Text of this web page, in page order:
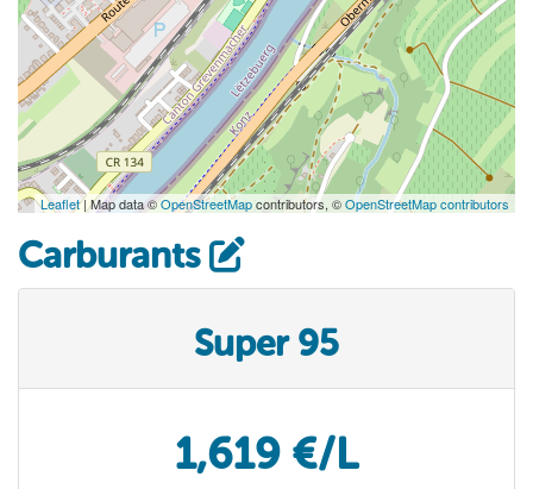
Leaflet| Map data ©OpenStreetMapcontributors, ©OpenStreetMap contributors
Carburants
Super 95
1,619 €/L